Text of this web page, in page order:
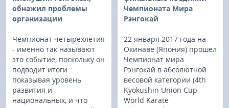
обнажил проблемы
организации
Чемпионат четырехлетия
- именно так называют
это событие, поскольку он
подводит итоги
показывая уровень
развития и
национальных, и что
Чемпионата Мира
Рэнгокай
22 января 2017 года на
Окинаве (Япония) прошел
Чемпионат мира
Рэнгокай в абсолютной
весовой категории (4th
Kyokushin Union Cup
World Karate